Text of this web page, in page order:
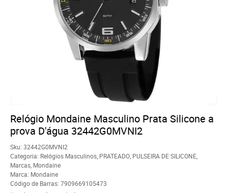
Relógio Mondaine Masculino Prata Silicone a
prova D'água 32442G0MVNI2
Sku: 32442G0MVNI2
Categoria: Relógios Masculinos PRATEADO PULSEIRA DE SILICONE
Marcas Mondaine
Marca: Mondaine
Código de Barras: 7909669105473